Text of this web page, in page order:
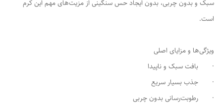
سبک و بدون چربی، بدون ایجاد حس سنگینی از مزیت‌های مهم این کرم
است.
ویژگی‌ها و مزایای اصلی
· بافت سبک و ناپیدا
· جذب بسیار سریع
· رطوبت‌رسانی بدون چربی